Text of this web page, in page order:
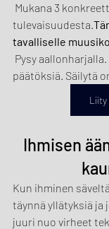
Mukana 3
tulevaisuudesta.
tavalliselle
Pysy
päätöksiä. Säilytä
Liity
Ihmisen
Kun ihminen
täynnä yllätyksiä ja
juuri nuo virheet